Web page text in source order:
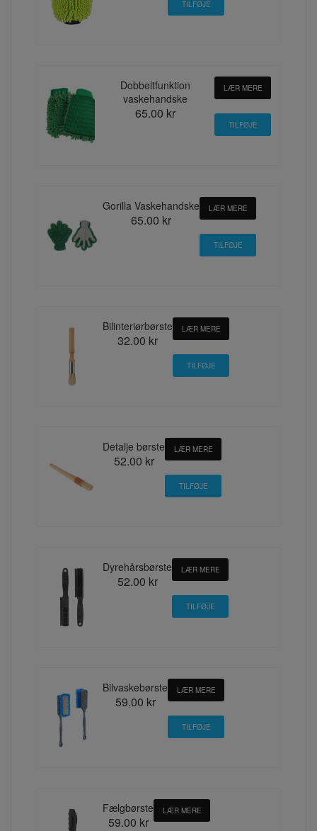
Dobbeltfunktion
vaskehandske
65.00 kr
LÆR MERE
Gorilla Vaskehandske
65.00 kr
LÆR MERE
Bilinteriørbørste
32.00 kr
LÆR MERE
Detalje børste
52.00 kr
LÆR MERE
Dyrehårsbørste
52.00 kr
LÆR MERE
Bilvaskebørste
59.00 kr
LÆR MERE
Fælgbørste
59.00 kr
LÆR MERE